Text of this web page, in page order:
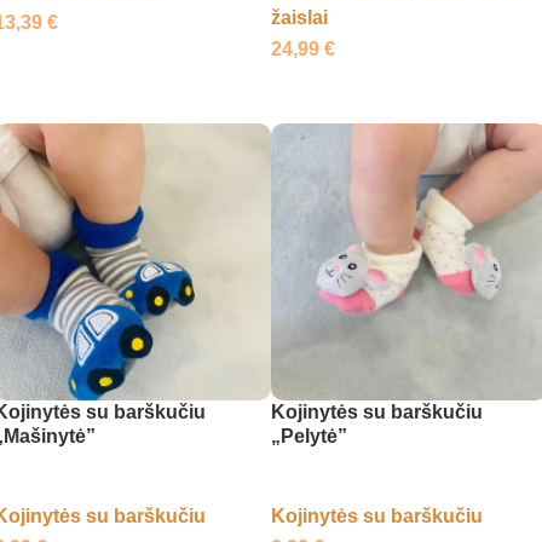
€
žaislai
24,99 €
su barškučiu
su barškučiu
Kojinytės su barškučiu
„Pelytė”
Kojinytės su barškučiu